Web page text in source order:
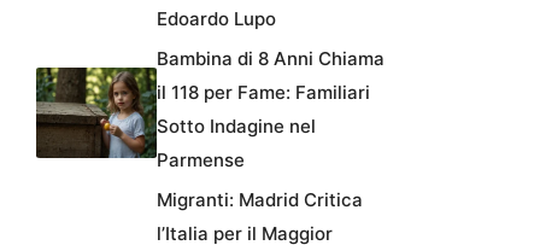
Edoardo Lupo
Bambina di 8 Anni Chiama
il 118 per Fame: Familiari
Sotto Indagine nel
Parmense
Migranti: Madrid Critica
l’Italia per il Maggior